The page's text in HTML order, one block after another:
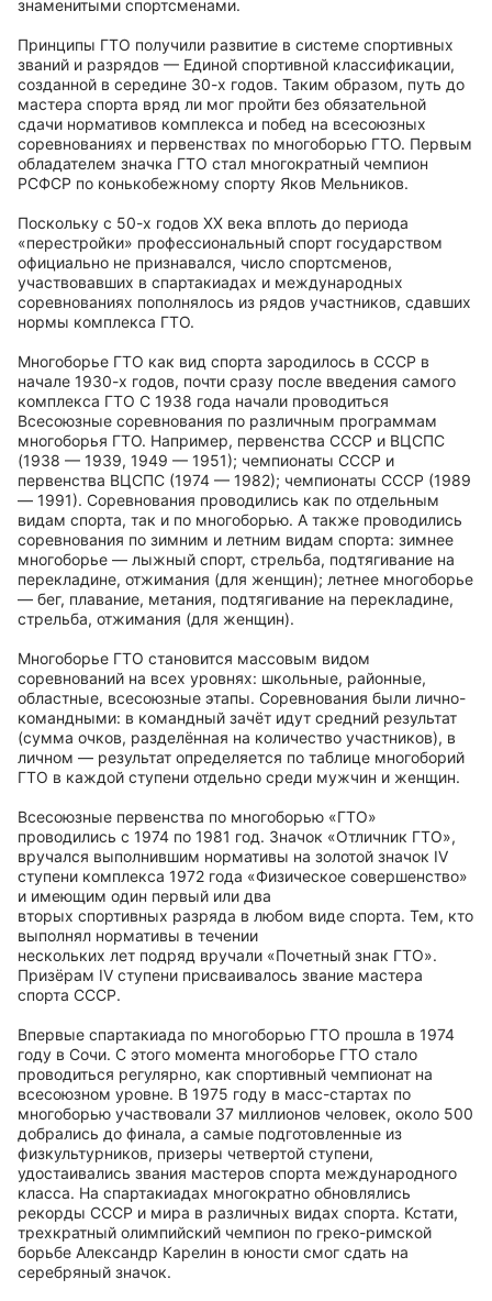
знаменитыми спортсменами.
Принципы ГТО получили развитие в системе спортивных
званий и разрядов — Единой спортивной классификации,
созданной в середине 30-х годов. Таким образом, путь до
мастера спорта вряд ли мог пройти без обязательной
сдачи нормативов комплекса и побед на всесоюзных
соревнованиях и первенствах по многоборью ГТО. Первым
обладателем значка ГТО стал многократный чемпион
РСФСР по конькобежному спорту Яков Мельников.
Поскольку с 50-х годов XX века вплоть до периода
«перестройки» профессиональный спорт государством
официально не признавался, число спортсменов,
участвовавших в спартакиадах и международных
соревнованиях пополнялось из рядов участников, сдавших
нормы комплекса ГТО.
Многоборье ГТО как вид спорта зародилось в СССР в
начале 1930-х годов, почти сразу после введения самого
комплекса ГТО С 1938 года начали проводиться
Всесоюзные соревнования по различным программам
многоборья ГТО. Например, первенства СССР и ВЦСПС
(1938 — 1939, 1949 — 1951); чемпионаты СССР и
первенства ВЦСПС (1974 — 1982); чемпионаты СССР (1989
— 1991). Соревнования проводились как по отдельным
видам спорта, так и по многоборью. А также проводились
соревнования по зимним и летним видам спорта: зимнее
многоборье — лыжный спорт, стрельба, подтягивание на
перекладине, отжимания (для женщин); летнее многоборье
— бег, плавание, метания, подтягивание на перекладине,
стрельба, отжимания (для женщин).
Многоборье ГТО становится массовым видом
соревнований на всех уровнях: школьные, районные,
областные, всесоюзные этапы. Соревнования были лично-
командными: в командный зачёт идут средний результат
(сумма очков, разделённая на количество участников), в
личном — результат определяется по таблице многоборий
ГТО в каждой ступени отдельно среди мужчин и женщин.
Всесоюзные первенства по многоборью «ГТО»
проводились с 1974 по 1981 год. Значок «Отличник ГТО»,
вручался выполнившим нормативы на золотой значок IV
ступени комплекса 1972 года «Физическое совершенство»
и имеющим один первый или два
вторых спортивных разряда в любом виде спорта. Тем, кто
выполнял нормативы в течении
нескольких лет подряд вручали «Почетный знак ГТО».
Призёрам IV ступени присваивалось звание мастера
спорта СССР.
Впервые спартакиада по многоборью ГТО прошла в 1974
году в Сочи. С этого момента многоборье ГТО стало
проводиться регулярно, как спортивный чемпионат на
всесоюзном уровне. В 1975 году в масс-стартах по
многоборью участвовали 37 миллионов человек, около 500
добрались до финала, а самые подготовленные из
физкультурников, призеры четвертой ступени,
удостаивались звания мастеров спорта международного
класса. На спартакиадах многократно обновлялись
рекорды СССР и мира в различных видах спорта. Кстати,
трехкратный олимпийский чемпион по греко-римской
борьбе Александр Карелин в юности смог сдать на
серебряный значок.